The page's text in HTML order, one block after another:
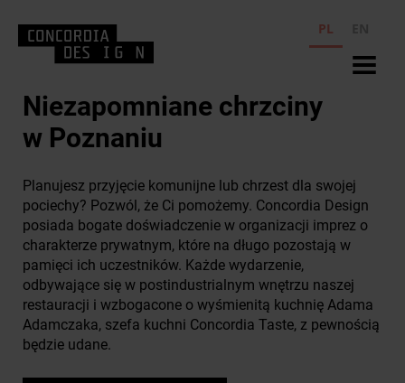
PL
Niezapomniane chrzciny
w Poznaniu
Planujesz przyjęcie komunijne lub chrzest dla swojej
pociechy? Pozwól, że Ci pomożemy. Concordia Design
posiada bogate doświadczenie w organizacji imprez o
charakterze prywatnym, które na długo pozostają w
pamięci ich uczestników. Każde wydarzenie,
odbywające się w postindustrialnym wnętrzu naszej
restauracji i wzbogacone o wyśmienitą kuchnię Adama
Adamczaka, szefa kuchni Concordia Taste, z pewnością
będzie udane.